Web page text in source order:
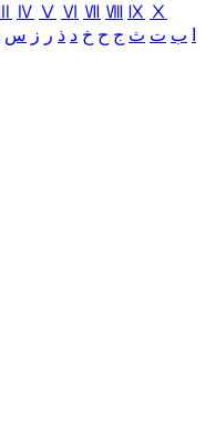
Ⅳ Ⅴ Ⅵ Ⅶ Ⅷ Ⅸ Ⅹ
ب ت ث ج ح خ د ذ ر ز س